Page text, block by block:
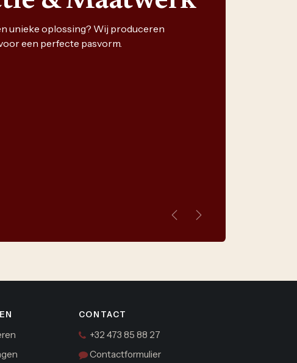
unieke oplossing? Wij produceren
een perfecte pasvorm.
VorigeVolgende
CONTACT
+32 473 85 88 27
Contactformulier